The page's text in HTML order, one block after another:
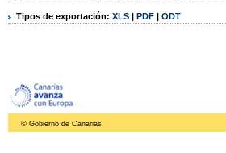
Tipos de exportación: XLS | PDF | ODT
© Gobierno de Canarias